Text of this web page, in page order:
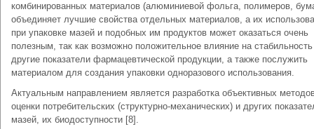
комбинированных материалов (алюминиевой фольга, полимеров,
объединяет лучшие свойства отдельных материалов, а их
при упаковке мазей и подобных им продуктов может оказаться очень
полезным, так как возможно положительное влияние на
другие показатели фармацевтической продукции, а также послужить
материалом для создания упаковки одноразового использования.
Актуальным направлением является разработка объективных
оценки потребительских (структурно-механических) и других
мазей, их биодоступности [8].